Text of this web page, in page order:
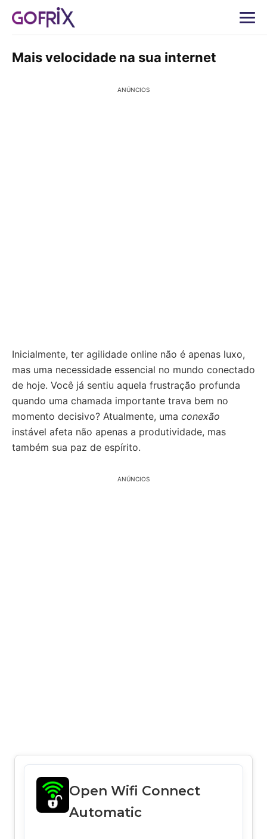
Mais velocidade na sua internet
ANÚNCIOS
Inicialmente, ter agilidade online não é apenas luxo,
mas uma necessidade essencial no mundo conectado
de hoje. Você já sentiu aquela frustração profunda
quando uma chamada importante trava bem no
momento decisivo? Atualmente, uma conexão
instável afeta não apenas a produtividade, mas
também sua paz de espírito.
ANÚNCIOS
Open Wifi Connect
Automatic